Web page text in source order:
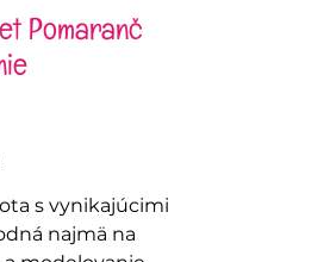
Pomaranč
s vynikajúcimi
najmä na